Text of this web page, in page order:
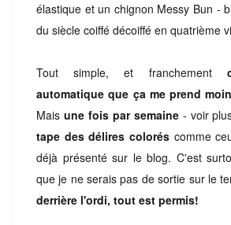
élastique et un chignon Messy Bun -
du siècle coiffé décoiffé en quatrième
Tout simple, et franchement
automatique que ça me prend
Mais une fois par semaine- voir
tape des délires colorés comme
déjà présenté sur le blog. C'est
que je ne serais pas de sortie sur le
derrière l'ordi, tout est permis!